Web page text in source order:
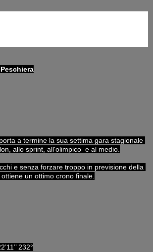
a termine la sua settima gara stagionale
allo sprint, all'olimpico  e al medio.
e senza forzare troppo in previsione della
un ottimo crono finale.
232°